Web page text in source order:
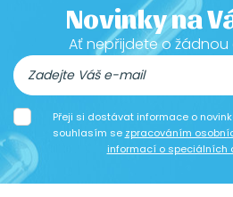
Novinky na
Ať nepřijdete o žádnou
Přeji si dostávat informace o
souhlasím se zpracováním
informací o speciálních